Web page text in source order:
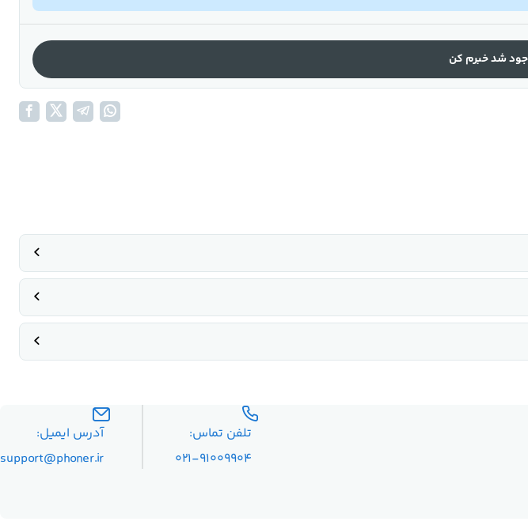
شد خبرم کن
تلفن تماس:
۰۲۱-۹۱۰۰۹۹۰۴
آدرس ایمیل:
support@phoner.ir